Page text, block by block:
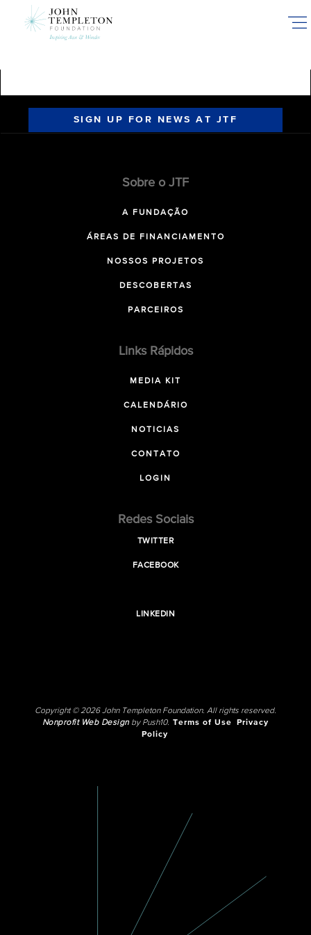
SIGN UP FOR NEWS AT JTF
Sobre o JTF
A FUNDAÇÃO
ÁREAS DE FINANCIAMENTO
NOSSOS PROJETOS
DESCOBERTAS
PARCEIROS
Links Rápidos
MEDIA KIT
CALENDÁRIO
NOTICIAS
CONTATO
LOGIN
Redes Sociais
TWITTER
FACEBOOK
LINKEDIN
Copyright © 2026 John Templeton Foundation. All rights reserved.
Nonprofit Web Designby Push10. Terms of Use
Privacy
Policy